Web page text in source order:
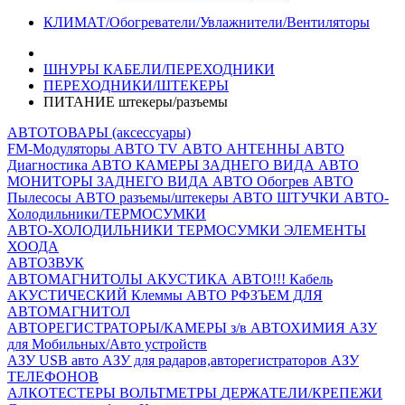
КЛИМАТ/Обогреватели/Увлажнители/Вентиляторы
ШНУРЫ КАБЕЛИ/ПЕРЕХОДНИКИ
ПЕРЕХОДНИКИ/ШТЕКЕРЫ
ПИТАНИЕ штекеры/разъемы
АВТОТОВАРЫ (аксессуары)
FM-Модуляторы АВТО TV АВТО АНТЕННЫ АВТО
Диагностика АВТО КАМЕРЫ ЗАДНЕГО ВИДА АВТО
МОНИТОРЫ ЗАДНЕГО ВИДА АВТО Обогрев АВТО
Пылесосы АВТО разъемы/штекеры АВТО ШТУЧКИ АВТО-
Холодильники/ТЕРМОСУМКИ
АВТО-ХОЛОДИЛЬНИКИ ТЕРМОСУМКИ ЭЛЕМЕНТЫ
ХООДА
АВТОЗВУК
АВТОМАГНИТОЛЫ АКУСТИКА АВТО!!! Кабель
АКУСТИЧЕСКИЙ Клеммы АВТО РФЗЪЕМ ДЛЯ
АВТОМАГНИТОЛ
АВТОРЕГИСТРАТОРЫ/КАМЕРЫ з/в АВТОХИМИЯ АЗУ
для Мобильных/Авто устройств
АЗУ USB авто АЗУ для радаров,авторегистраторов АЗУ
ТЕЛЕФОНОВ
АЛКОТЕСТЕРЫ ВОЛЬТМЕТРЫ ДЕРЖАТЕЛИ/КРЕПЕЖИ